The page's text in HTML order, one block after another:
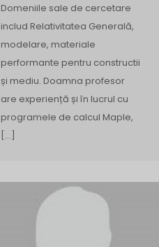
Domeniile sale de cercetare
includ Relativitatea Generală,
modelare, materiale
performante pentru constructii
și mediu. Doamna profesor
are experiență și în lucrul cu
programele de calcul Maple,
[…]